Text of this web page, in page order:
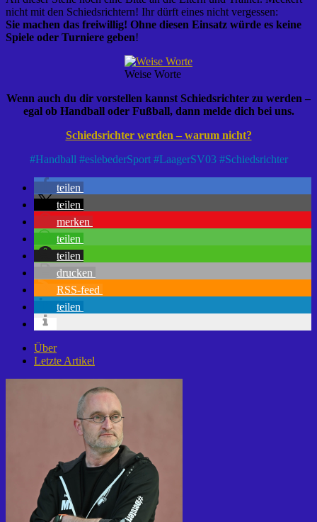
nicht mit den Schiedsrichtern! Ihr dürft eines nicht vergessen:
Sie machen das freiwillig! Ohne diesen Einsatz würde es keine
Spiele oder Turniere geben!
Weise Worte
Wenn auch du dir vorstellen kannst Schiedsrichter zu werden –
egal ob Handball oder Fußball, dann melde dich bei uns.
Schiedsrichter werden – warum nicht?
#Handball #eslebederSport#LaagerSV03#Schiedsrichter
teilen
teilen
merken
teilen
teilen
drucken
RSS-feed
teilen
Über
Letzte Artikel